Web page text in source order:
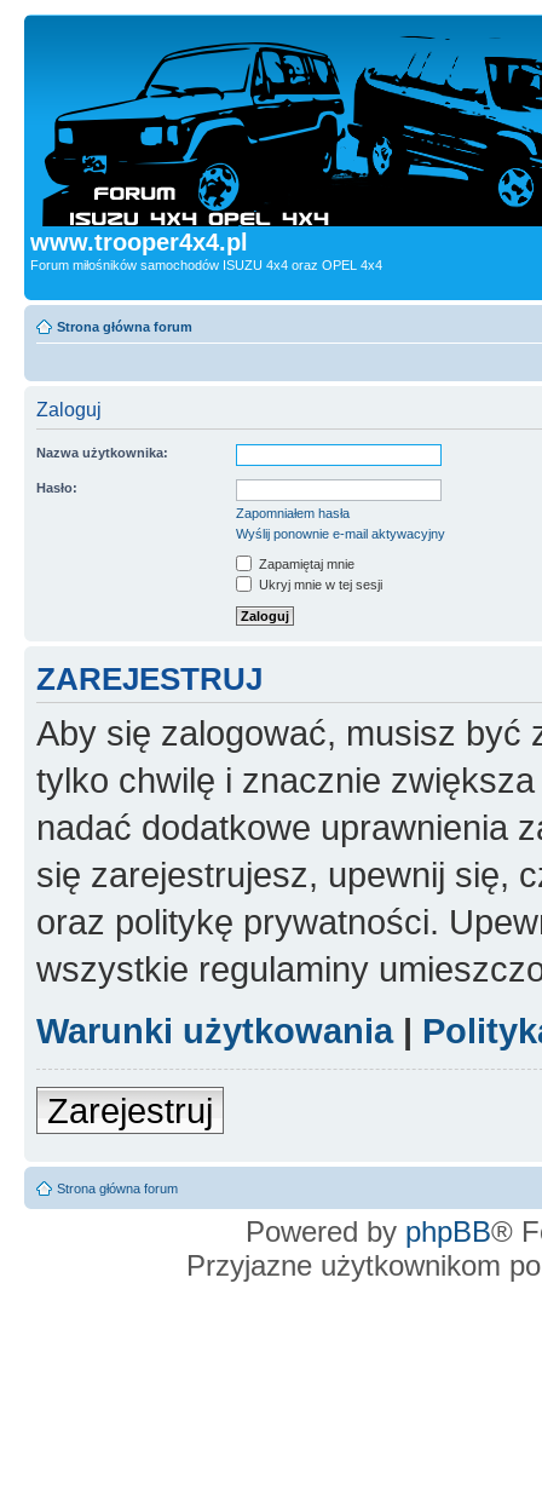
www.trooper4x4.pl
Forum miłośników samochodów ISUZU 4x4 oraz OPEL 4x4
Strona główna forum
Zaloguj
Nazwa użytkownika:
Hasło:
Zapomniałem hasła
Wyślij ponownie e-mail aktywacyjny
Zapamiętaj mnie
Ukryj mnie w tej sesji
ZAREJESTRUJ
Aby się zalogować, musisz być
tylko chwilę i znacznie
nadać dodatkowe uprawnienia
się zarejestrujesz, upewnij się,
oraz politykę prywatności.
wszystkie regulaminy
Warunki użytkowania|
Zarejestruj
Strona główna forum
Powered by phpBB®
Przyjazne użytkownikom